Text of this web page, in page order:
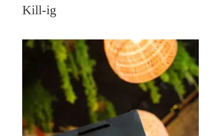
Kill-ig